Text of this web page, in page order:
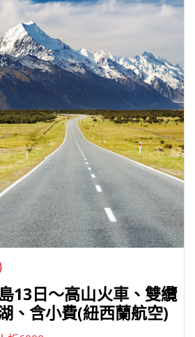
13日～高山火車、雙纜
、含小費(紐西蘭航空)